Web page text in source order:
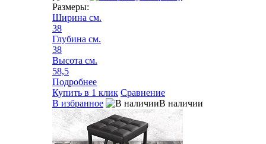
Размеры:
Ширина см.
38
Глубина см.
38
Высота см.
58,5
Подробнее
Купить в 1 клик Сравнение
В избранное
В наличии